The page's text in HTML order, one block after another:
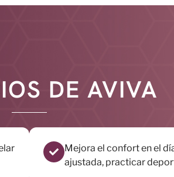
DE AVIVA
Mejora el confort en el
ajustada, practicar